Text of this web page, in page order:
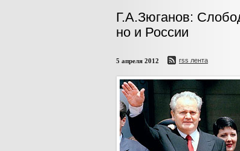
Г.А.Зюганов:
но и России
5 апреля 2012 rss лента